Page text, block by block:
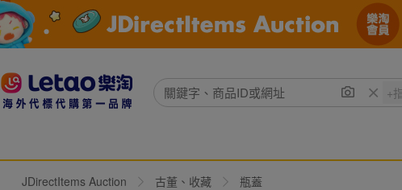
JDirectItems Auction 古董、收藏 瓶蓋